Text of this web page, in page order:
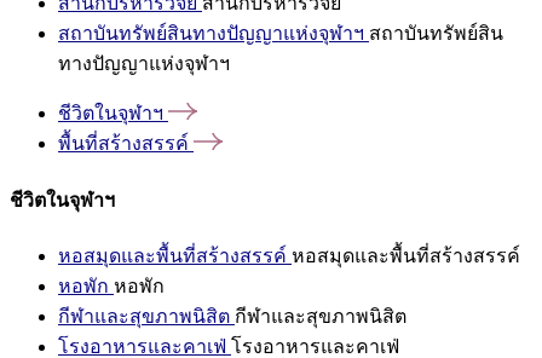
สถาบันทรัพย์สินทางปัญญาแห่งจุฬาฯ สถาบันทรัพย์สิน
ทางปัญญาแห่งจุฬาฯ
ชีวิตในจุฬาฯ
พื้นที่สร้างสรรค์
ชีวิตในจุฬาฯ
หอสมุดและพื้นที่สร้างสรรค์ หอสมุดและพื้นที่สร้างสรรค์
หอพัก หอพัก
กีฬาและสุขภาพนิสิต กีฬาและสุขภาพนิสิต
โรงอาหารและคาเฟ่ โรงอาหารและคาเฟ่